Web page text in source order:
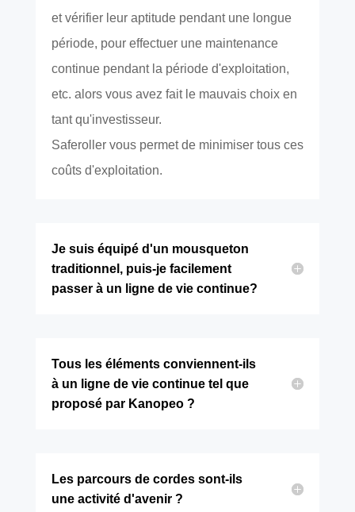
et vérifier leur aptitude pendant une longue
période, pour effectuer une maintenance
continue pendant la période d'exploitation,
etc. alors vous avez fait le mauvais choix en
tant qu'investisseur.
Saferoller vous permet de minimiser tous ces
coûts d'exploitation.
Je suis équipé d'un mousqueton
traditionnel, puis-je facilement
passer à un ligne de vie continue?
Tous les éléments conviennent-ils
à un ligne de vie continue tel que
proposé par Kanopeo ?
Les parcours de cordes sont-ils
une activité d'avenir ?